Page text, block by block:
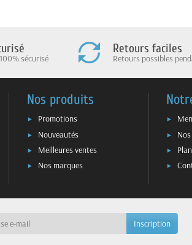
sécurisé
Retours faciles
Retours possibles
Nos produits
Promotions
Nouveautés
Meilleures ventes
Nos marques